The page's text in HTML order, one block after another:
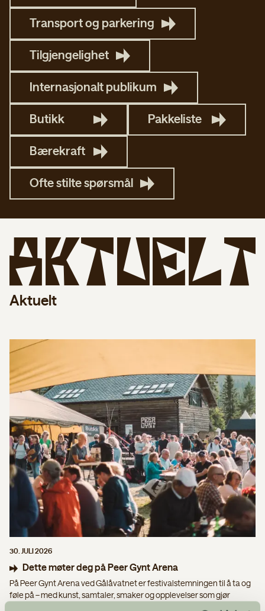
Transport og parkering
Tilgjenge­lighet
Internasjonalt publikum
Butikk Pakkeliste
Bærekraft
Ofte stilte spørsmål
A kt u e lt
Aktuelt
30. JULI 2026
Dette møter deg på Peer Gynt Arena
På Peer Gynt Arena ved Gålåvatnet er festivalstemningen til å ta og
føle på – med kunst, samtaler, smaker og opplevelser som gjør